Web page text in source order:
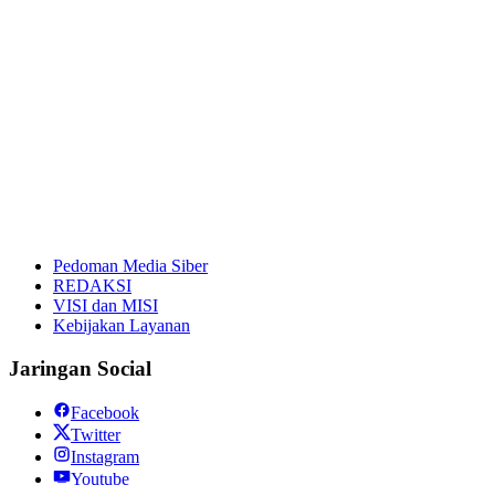
Pedoman Media Siber
REDAKSI
VISI dan MISI
Kebijakan Layanan
Jaringan Social
Facebook
Twitter
Instagram
Youtube